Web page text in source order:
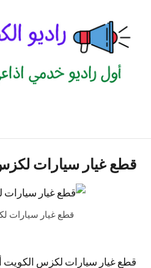
المحتوى
الكويت
للاعلانات
الخدمية
قطع غيار سيارات
قطع غيار سيارات
قطع غيار سيارات لكزس